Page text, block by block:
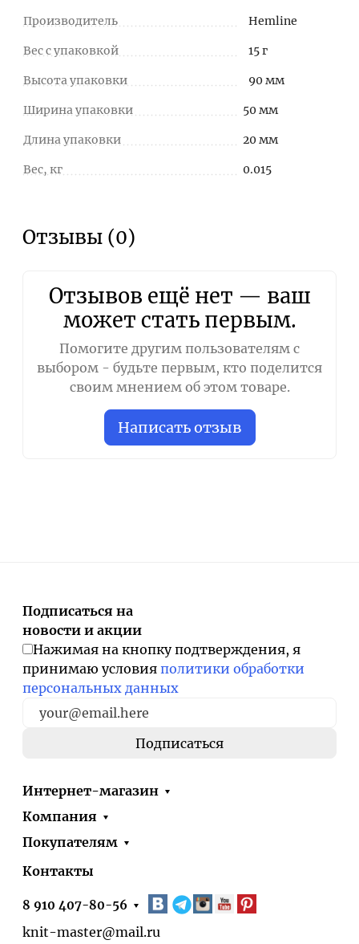
Производитель Hemline
Вес с упаковкой 15 г
Высота упаковки 90 мм
Ширина упаковки 50 мм
Длина упаковки 20 мм
Вес, кг 0.015
Отзывы (0)
Отзывов ещё нет — ваш
может стать первым.
Помогите другим пользователям с
выбором - будьте первым, кто поделится
своим мнением об этом товаре.
Написать отзыв
Подписаться на
новости и акции
Нажимая на кнопку подтверждения, я
принимаю условия политики обработки
персональных данных
Интернет-магазин
Компания
Покупателям
Контакты
8 910 407-80-56
knit-master@mail.ru